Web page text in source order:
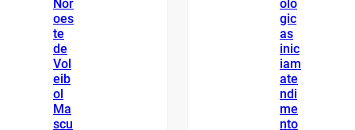
Nor
oes
te
de
Vol
eib
ol
Ma
scu
oló
gic
as
inic
iam
ate
ndi
me
nto